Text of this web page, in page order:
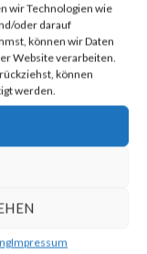
wir Technologien wie
oder darauf
können wir Daten
Website verarbeiten.
können
werden.
Impressum
kostet